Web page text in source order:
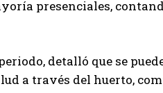
presenciales,
detalló que se
a través del huerto,